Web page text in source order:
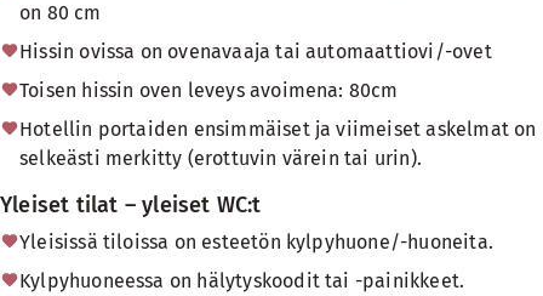
on 80 cm
Hissin ovissa on ovenavaaja tai automaattiovi/-ovet
Toisen hissin oven leveys avoimena: 80cm
Hotellin portaiden ensimmäiset ja viimeiset askelmat on
selkeästi merkitty (erottuvin värein tai urin).
Yleiset tilat – yleiset WC:t
Yleisissä tiloissa on esteetön kylpyhuone/-huoneita.
Kylpyhuoneessa on hälytyskoodit tai -painikkeet.